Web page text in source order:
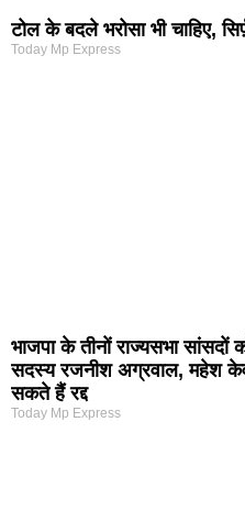
टोल के बदले भरोसा भी चाहिए,
Today Mp Express
भाजपा के तीनों राज्यसभा सांसदों
सदस्य रजनीश अग्रवाल, महेश
सकते हैं रद्द
Today Mp Express